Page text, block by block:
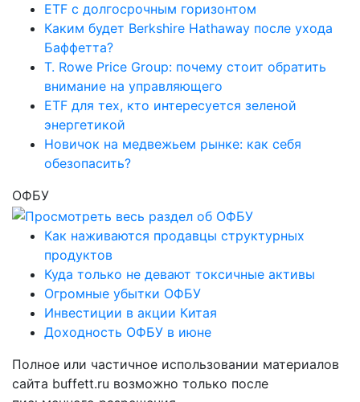
ETF с долгосрочным горизонтом
Каким будет Berkshire Hathaway после ухода
Баффетта?
T. Rowe Price Group: почему стоит обратить
внимание на управляющего
ETF для тех, кто интересуется зеленой
энергетикой
Новичок на медвежьем рынке: как себя
обезопасить?
ОФБУ
Как наживаются продавцы структурных
продуктов
Куда только не девают токсичные активы
Огромные убытки ОФБУ
Инвестиции в акции Китая
Доходность ОФБУ в июне
Полное или частичное использовании материалов
сайта buffett.ru возможно только после